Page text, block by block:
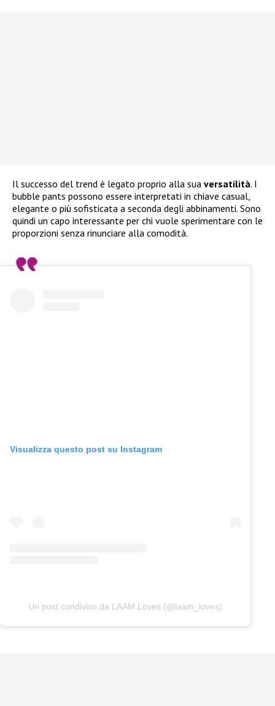
Il successo del trend è legato proprio alla sua versatilità. I
bubble pants possono essere interpretati in chiave casual,
elegante o più sofisticata a seconda degli abbinamenti. Sono
quindi un capo interessante per chi vuole sperimentare con le
proporzioni senza rinunciare alla comodità.
Visualizza questo post su Instagram
Un post condiviso da LAAM Loves (@laam_loves)